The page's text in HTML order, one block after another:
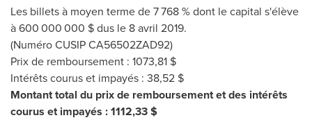
Les billets à moyen terme de 7 768 % dont le capital s'élève
à 600 000 000 $ dus le 8 avril 2019.
(Numéro CUSIP CA56502ZAD92)
Prix de remboursement : 1073,81 $
Intérêts courus et impayés : 38,52 $
Montant total du prix de remboursement et des intérêts
courus et impayés : 1112,33 $